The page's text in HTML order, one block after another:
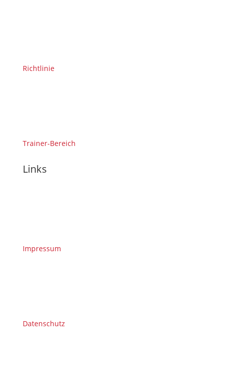
Richtlinie
Trainer-Bereich
Links
Impressum
Datenschutz